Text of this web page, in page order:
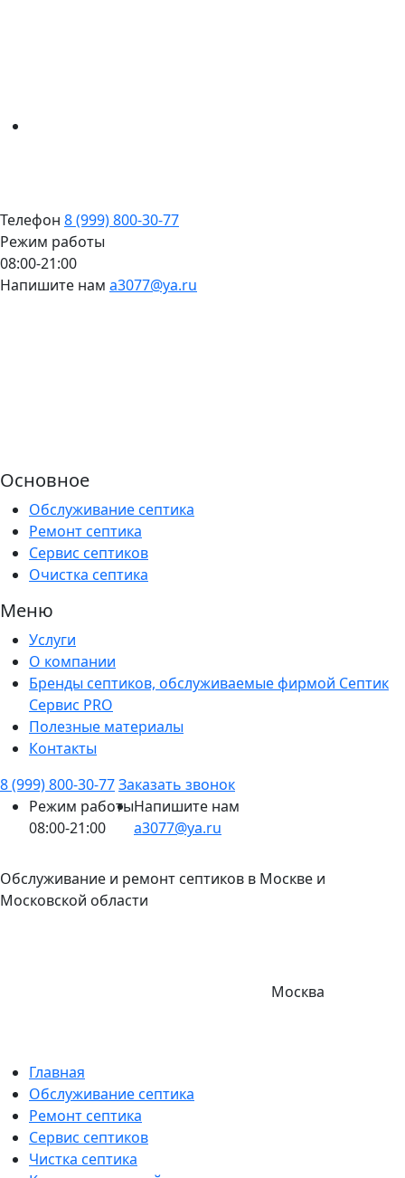
Телефон 8 (999) 800-30-77
Режим работы
08:00-21:00
Напишите нам a3077@ya.ru
Основное
Обслуживание септика
Ремонт септика
Сервис септиков
Очистка септика
Меню
Услуги
О компании
Бренды септиков, обслуживаемые фирмой Септик
Сервис PRO
Полезные материалы
Контакты
8 (999) 800-30-77Заказать звонок
Режим работы
08:00-21:00
Напишите нам
a3077@ya.ru
Обслуживание и ремонт септиков в Москве и
Московской области
Москва
Главная
Обслуживание септика
Ремонт септика
Сервис септиков
Чистка септика